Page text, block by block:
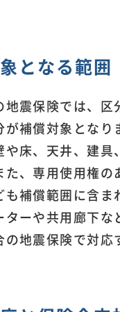
となる範囲
地震保険では、区
が補償対象となり
や床、天井、建具
た、専用使用権の
も補償範囲に含ま
ターや共用廊下な
の地震保険で対応